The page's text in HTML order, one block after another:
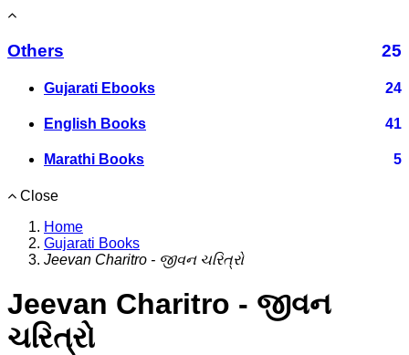
Others 25
Gujarati Ebooks 24
English Books 41
Marathi Books 5
Close
Home
Gujarati Books
Jeevan Charitro - જીવન ચરિત્રો
Jeevan Charitro - જીવન
ચરિત્રો